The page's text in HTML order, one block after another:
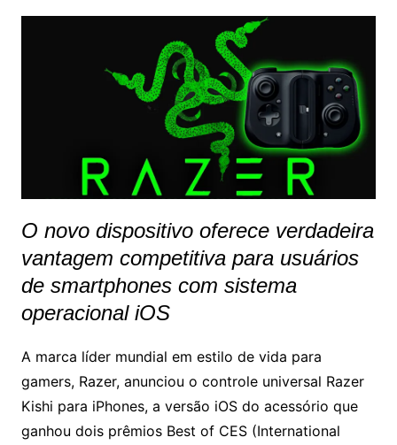
O novo dispositivo oferece verdadeira
vantagem competitiva para usuários
de smartphones com sistema
operacional iOS
A marca líder mundial em estilo de vida para
gamers, Razer, anunciou o controle universal Razer
Kishi para iPhones, a versão iOS do acessório que
ganhou dois prêmios Best of CES (International